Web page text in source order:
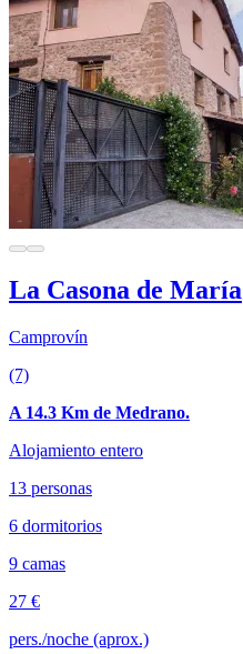
La Casona de María
Camprovín
(7)
A 14.3 Km de Medrano.
Alojamiento entero
13 personas
6 dormitorios
9 camas
27 €
pers./noche (aprox.)